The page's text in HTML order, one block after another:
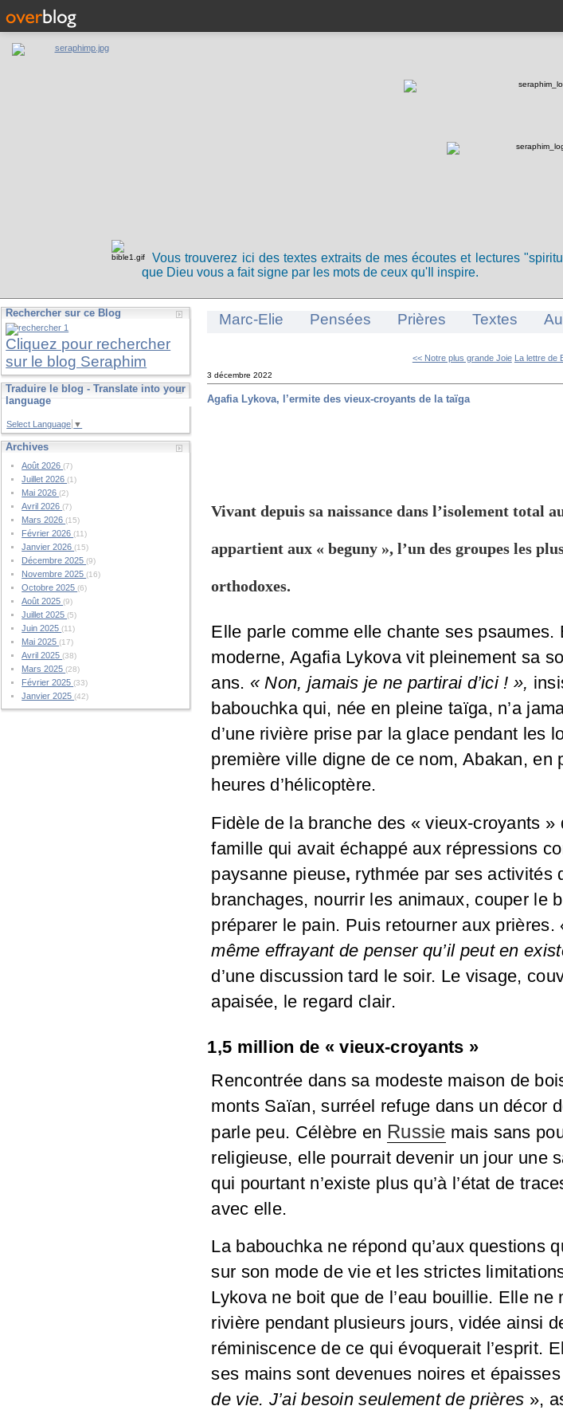
Vous trouverez ici des textes extraits de mes écoutes et lectures
que Dieu vous a fait signe par les mots de ceux qu'Il inspire.
Rechercher sur ce Blog
Cliquez pour rechercher
sur le blog Seraphim
Traduire le blog - Translate into your
language
Select Language ▼
Archives
Août 2026(7)
Juillet 2026(1)
Mai 2026(2)
Avril 2026(7)
Mars 2026(15)
Février 2026(11)
Janvier 2026(15)
Décembre 2025(9)
Novembre 2025(16)
Octobre 2025(6)
Août 2025(9)
Juillet 2025(5)
Juin 2025(11)
Mai 2025(17)
Avril 2025(38)
Mars 2025(28)
Février 2025(33)
Janvier 2025(42)
Marc-Elie Pensées Prières Textes
<< Notre plus grande Joie La lettre de
3 décembre 2022
Agafia Lykova, l’ermite des vieux-croyants de la taïga
Vivant depuis sa naissance dans l’isolement total
appartient aux « beguny », l’un des groupes les
orthodoxes.
Elle parle comme elle chante ses
moderne, Agafia Lykova vit pleinement sa
ans. « Non, jamais je ne partirai d’ici ! »,
babouchka qui, née en pleine taïga, n’a
d’une rivière prise par la glace pendant les
première ville digne de ce nom, Abakan,
heures d’hélicoptère.
Fidèle de la branche des « vieux-croyants »
famille qui avait échappé aux répressions
paysanne pieuse, rythmée par ses activités
branchages, nourrir les animaux, couper le
préparer le pain. Puis retourner aux prières.
même effrayant de penser qu’il peut en
d’une discussion tard le soir. Le visage,
apaisée, le regard clair.
1,5 million de « vieux-croyants »
Rencontrée dans sa modeste maison de
monts Saïan, surréel refuge dans un décor
parle peu. Célèbre en Russie mais sans
religieuse, elle pourrait devenir un jour une
qui pourtant n’existe plus qu’à l’état de
avec elle.
La babouchka ne répond qu’aux questions
sur son mode de vie et les strictes
Lykova ne boit que de l’eau bouillie. Elle
rivière pendant plusieurs jours, vidée ainsi
réminiscence de ce qui évoquerait l’esprit.
ses mains sont devenues noires et
de vie. J’ai besoin seulement de prières »,